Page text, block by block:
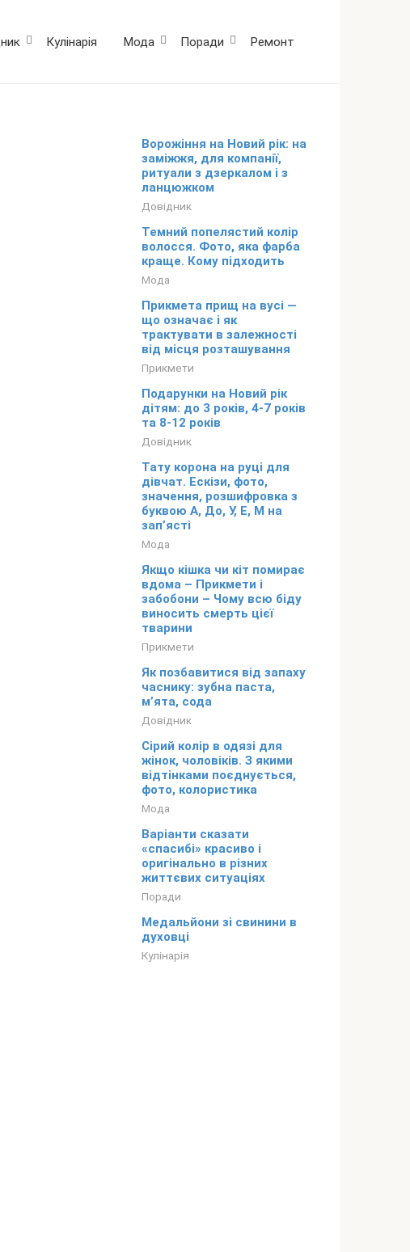
Кулінарія Мода Поради Ремонт
Ворожіння на Новий рік: на
заміжжя, для компанії,
ритуали з дзеркалом і з
ланцюжком
Довідник
Темний попелястий колір
волосся. Фото, яка фарба
краще. Кому підходить
Мода
Прикмета прищ на вусі —
що означає і як
трактувати в залежності
від місця розташування
Прикмети
Подарунки на Новий рік
дітям: до 3 років, 4-7 років
та 8-12 років
Довідник
Тату корона на руці для
дівчат. Ескізи, фото,
значення, розшифровка з
буквою А, До, У, Е, М на
зап’ясті
Мода
Якщо кішка чи кіт помирає
вдома – Прикмети і
забобони – Чому всю біду
виносить смерть цієї
тварини
Прикмети
Як позбавитися від запаху
часнику: зубна паста,
м’ята, сода
Довідник
Сірий колір в одязі для
жінок, чоловіків. З якими
відтінками поєднується,
фото, колористика
Мода
Варіанти сказати
«спасибі» красиво і
оригінально в різних
життєвих ситуаціях
Поради
Медальйони зі свинини в
духовці
Кулінарія